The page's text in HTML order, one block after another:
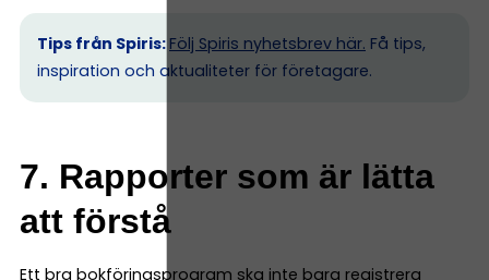
Tips från Spiris: Följ Spiris nyhetsbrev här. Få tips,
inspiration och aktualiteter för företagare.
7. Rapporter som är lätta
att förstå
Ett bra bokföringsprogram ska inte bara registrera